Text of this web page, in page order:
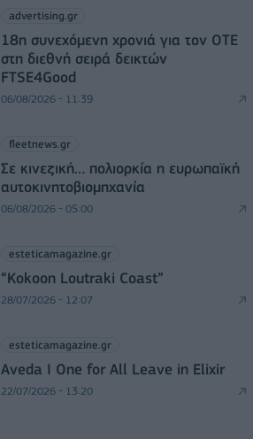
advertising.gr
18η συνεχόμενη χρονιά για τον ΟΤΕ
στη διεθνή σειρά δεικτών
FTSE4Good
06/08/2026 - 11:39
fleetnews.gr
Σε κινεζική… πολιορκία η ευρωπαϊκή
αυτοκινητοβιομηχανία
06/08/2026 - 05:00
esteticamagazine.gr
“Kokoon Loutraki Coast”
28/07/2026 - 12:07
esteticamagazine.gr
Aveda I One for All Leave in Elixir
22/07/2026 - 13:20